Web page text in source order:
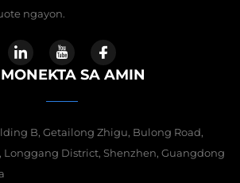
ngayon.
SA AMIN
B, Getailong Zhigu, Bulong Road,
Longgang District, Shenzhen, Guangdong